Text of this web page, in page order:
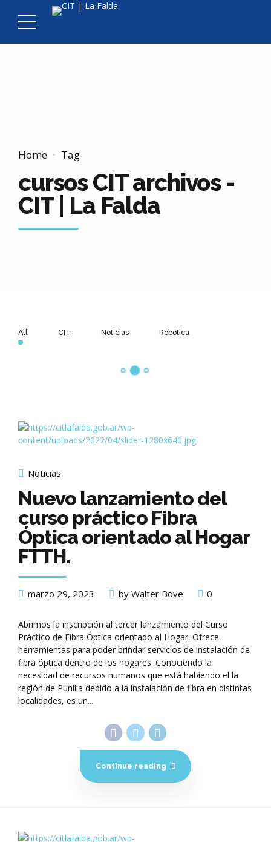
Home Tag
cursos CIT archivos -
CIT | La Falda
All CIT Noticias Robótica
Noticias
Nuevo lanzamiento del
curso práctico Fibra
Óptica orientado al Hogar
FTTH.
marzo 29, 2023 by Walter Bove 0
Abrimos la inscripción al tercer lanzamiento del Curso
Práctico de Fibra Óptica orientado al Hogar. Ofrece
herramientas para poder brindar servicios de instalación de
fibra óptica dentro de los hogares. Conociendo la
necesidad de recursos humanos que está habiendo el la
región de Punilla debido a la instalación de fibra en distintas
localidades, es un...
Continue reading